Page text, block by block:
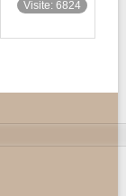
Visite: 6824